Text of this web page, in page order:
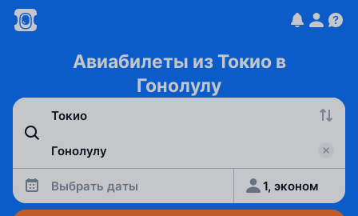
Авиабилеты из Токио в
Гонолулу
Выбрать даты 1, эконом